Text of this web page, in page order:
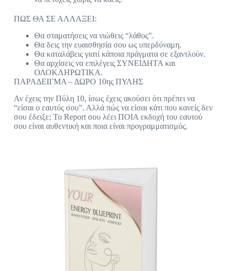
ΠΩΣ ΘΑ ΣΕ ΑΛΛΑΞΕΙ:
Θα σταματήσεις να νιώθεις “λάθος”.
Θα δεις την ευαισθησία σου ως υπερδύναμη.
Θα καταλάβεις γιατί κάποια πράγματα σε εξαντλούν.
Θα αρχίσεις να επιλέγεις ΣΥΝΕΙΔΗΤΑ και
ΟΛΟΚΛΗΡΩΤΙΚΑ.
ΠΑΡΑΔΕΙΓΜΑ – ΔΩΡΟ 10ης ΠΥΛΗΣ
Αν έχεις την Πύλη 10, ίσως έχεις ακούσει ότι πρέπει να
“είσαι ο εαυτός σου”. Αλλά πώς να είσαι κάτι που κανείς δεν
σου έδειξε; Το Report σου λέει ΠΟΙΑ εκδοχή του εαυτού
σου είναι αυθεντική και ποια είναι προγραμματισμός.